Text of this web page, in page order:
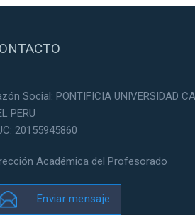
Social: PONTIFICIA UNIVERSIDAD
PERU
20155945860
Académica del Profesorado
Enviar mensaje